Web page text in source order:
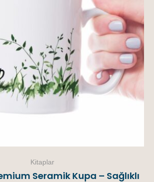
Kitaplar
Seramik Kupa – Sağlıklı